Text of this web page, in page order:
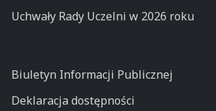
Uchwały Rady Uczelni w 2026 roku
Biuletyn Informacji Publicznej
Deklaracja dostępności